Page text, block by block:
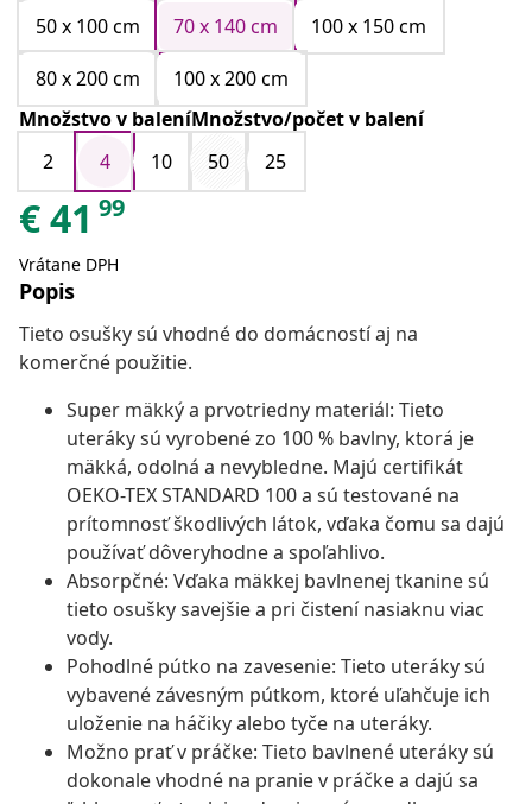
50 x 100 cm
70 x 140 cm
100 x 150 cm
80 x 200 cm
100 x 200 cm
Množstvo v baleníMnožstvo/počet v balení
2
4 10 50 25
€41 99
Vrátane DPH
Popis
Tieto osušky sú vhodné do domácností aj na
komerčné použitie.
Super mäkký a prvotriedny materiál: Tieto
uteráky sú vyrobené zo 100 % bavlny, ktorá je
mäkká, odolná a nevybledne. Majú certifikát
OEKO-TEX STANDARD 100 a sú testované na
prítomnosť škodlivých látok, vďaka čomu sa dajú
používať dôveryhodne a spoľahlivo.
Absorpčné: Vďaka mäkkej bavlnenej tkanine sú
tieto osušky savejšie a pri čistení nasiaknu viac
vody.
Pohodlné pútko na zavesenie: Tieto uteráky sú
vybavené závesným pútkom, ktoré uľahčuje ich
uloženie na háčiky alebo tyče na uteráky.
Možno prať v práčke: Tieto bavlnené uteráky sú
dokonale vhodné na pranie v práčke a dajú sa